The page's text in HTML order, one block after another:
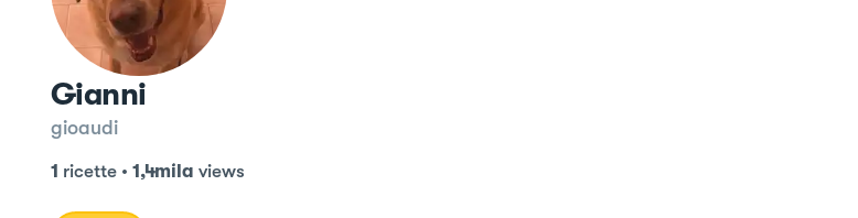
Gianni
gioaudi
1 ricette• 1,4mila views